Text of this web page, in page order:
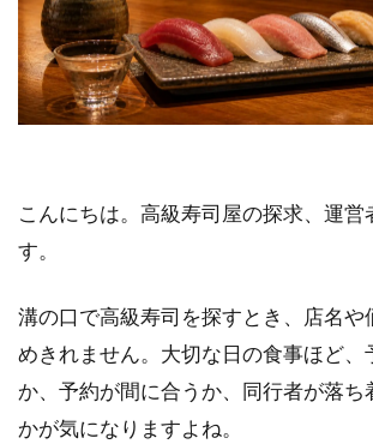
こんにちは。高級寿司屋の探求、運営
す。
溝の口で高級寿司を探すとき、店名や
めきれません。大切な日の食事ほど、
か、予約が間に合うか、同行者が落ち
かが気になりますよね。